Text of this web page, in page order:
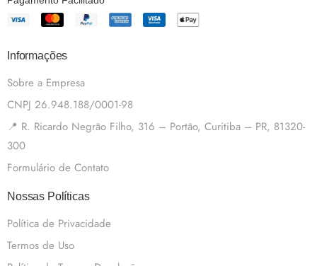
Informações
Sobre a Empresa
CNPJ 26.948.188/0001-98
📍 R. Ricardo Negrão Filho, 316 – Portão, Curitiba – PR, 81320-
300
Formulário de Contato
Nossas Políticas
Política de Privacidade
Termos de Uso